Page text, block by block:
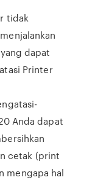
tidak
dapat
Printer
Anda dapat
cetak (print
mengapa hal